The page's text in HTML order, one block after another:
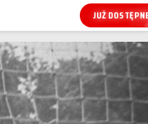
KUP ONLINE!